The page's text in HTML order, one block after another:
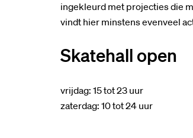
ingekleurd met projecties die
vindt hier minstens evenveel
Skatehall open
vrijdag: 15 tot 23 uur
zaterdag: 10 tot 24 uur